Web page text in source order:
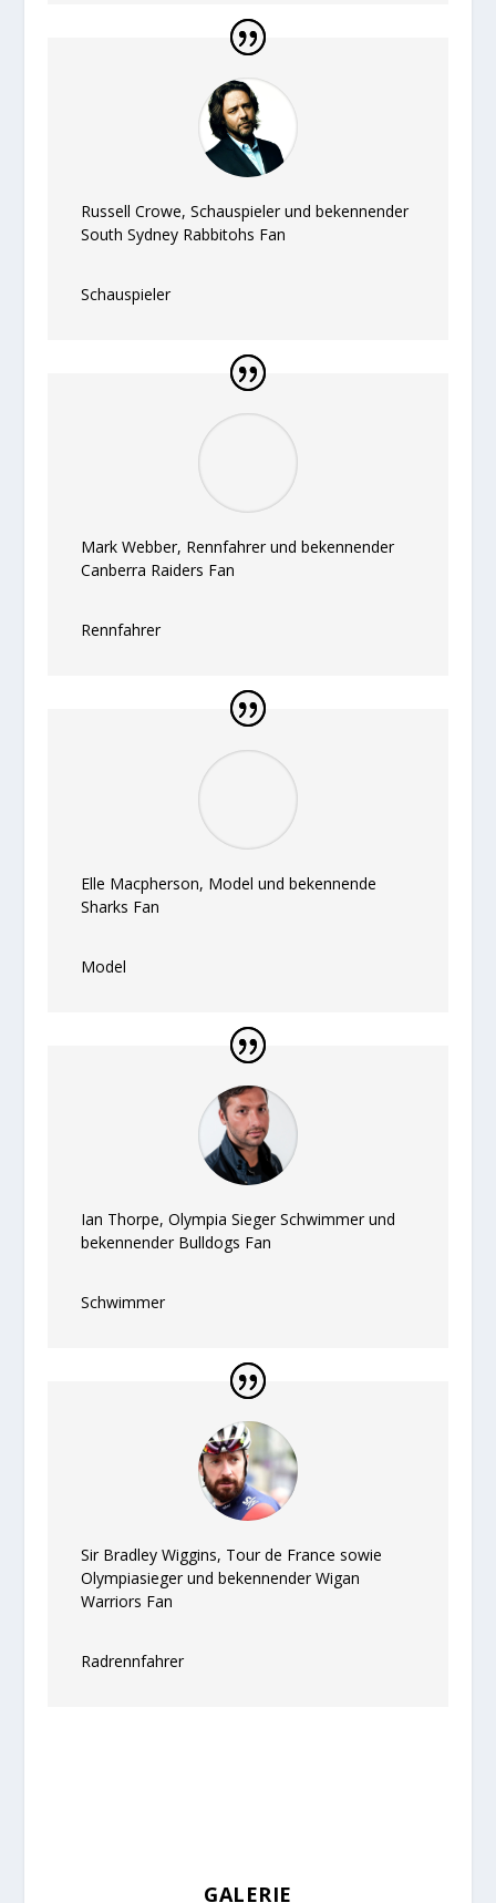
Russell Crowe, Schauspieler und bekennender
South Sydney Rabbitohs Fan
Schauspieler
Mark Webber, Rennfahrer und bekennender
Canberra Raiders Fan
Rennfahrer
Elle Macpherson, Model und bekennende
Sharks Fan
Model
Ian Thorpe, Olympia Sieger Schwimmer und
bekennender Bulldogs Fan
Schwimmer
Sir Bradley Wiggins, Tour de France sowie
Olympiasieger und bekennender Wigan
Warriors Fan
Radrennfahrer
GALERIE